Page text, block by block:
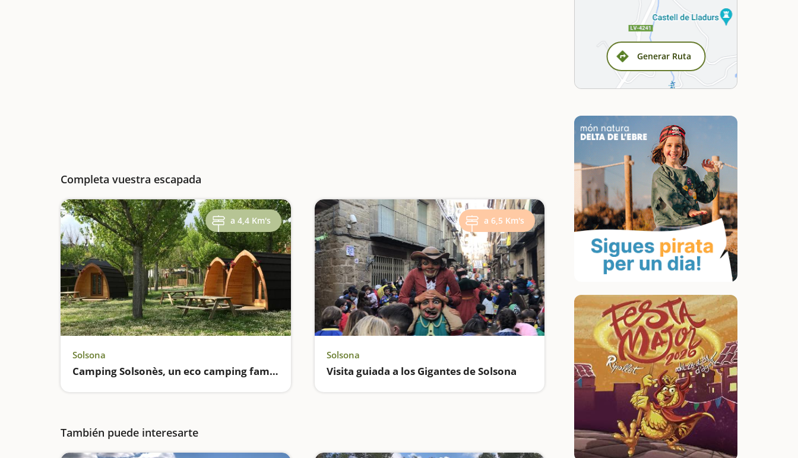
Completa vuestra escapada
a 4,4 Km's
Solsona
Camping Solsonès, un eco camping familiar y gastronómico
a 6,5 Km's
Solsona
Visita guiada a los Gigantes de Solsona
También puede interesarte
Generar Ruta